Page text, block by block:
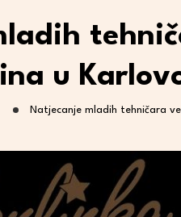
u
Natjecanje mladih tehničara